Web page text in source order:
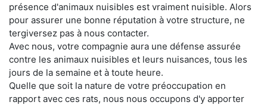
présence d'animaux nuisibles est vraiment nuisible. Alors
pour assurer une bonne réputation à votre structure, ne
tergiversez pas à nous contacter.
Avec nous, votre compagnie aura une défense assurée
contre les animaux nuisibles et leurs nuisances, tous les
jours de la semaine et à toute heure.
Quelle que soit la nature de votre préoccupation en
rapport avec ces rats, nous nous occupons d'y apporter